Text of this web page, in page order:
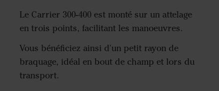
Le Carrier 300-400 est monté sur un attelage
en trois points, facilitant les manoeuvres.
Vous bénéficiez ainsi d'un petit rayon de
braquage, idéal en bout de champ et lors du
transport.